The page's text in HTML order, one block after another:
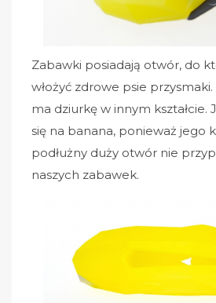
Zabawki posiadają otwór, do
włożyć zdrowe psie
ma dziurkę w innym kształcie.
się na banana, ponieważ jego
podłużny duży otwór nie
naszych zabawek.